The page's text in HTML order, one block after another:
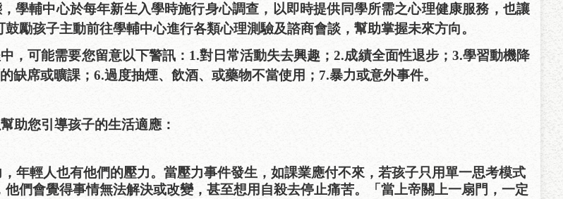
學輔中心於每年新生入學時施行身心調查，以即時提供同學所需之心理健康服務，也讓
勵孩子主動前往學輔中心進行各類心理測驗及諮商會談，幫助掌握未來方向。
，可能需要您留意以下警訊： 1.對日常活動失去興趣；2.成績全面性退步； 3.學習動機降
缺席或曠課； 6.過度抽煙、飲酒、或藥物不當使用； 7.暴力或意外事件。
助您引導孩子的生活適應：
年輕人也有他們的壓力。當壓力事件發生，如課業應付不來，若孩子只用單一思考模式
們會覺得事情無法解決或改變，甚至想用自殺去停止痛苦。「當上帝關上一扇門，一定